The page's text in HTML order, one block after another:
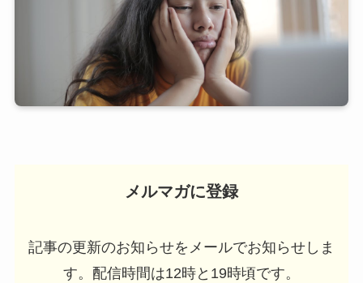
メルマガに登録
記事の更新のお知らせをメールでお知らせしま
す。配信時間は12時と19時頃です。